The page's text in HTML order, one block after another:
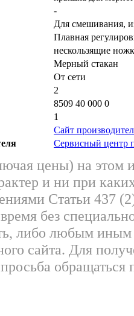
-
Для смешивания,
Плавная
нескользящие
Мерный стакан
От сети
2
8509 40 000 0
1
Сайт
Сервисный центр
цены) на этом
и ни при
Статьи 437
без
либо любым
сайта. Для